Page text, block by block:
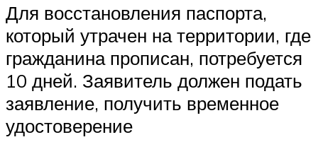
Для восстановления паспорта,
который утрачен на территории, где
гражданина прописан, потребуется
10 дней. Заявитель должен подать
заявление, получить временное
удостоверение